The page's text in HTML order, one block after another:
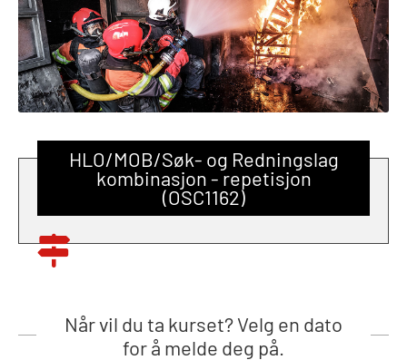
HLO/MOB/Søk- og Redningslag
kombinasjon - repetisjon
(OSC1162)
Når vil du ta kurset? Velg en dato
for å melde deg på.